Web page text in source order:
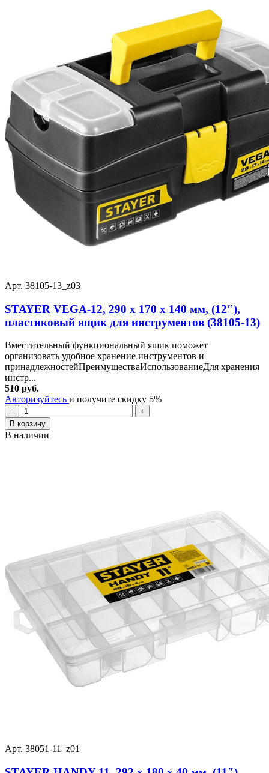
Арт. 38105-13_z03
STAYER VEGA-12, 290 x 170 x 140 мм, (12″),
пластиковый ящик для инструментов (38105-13)
Вместительный функциональный ящик поможет
организовать удобное хранение инструментов и
принадлежностейПреимуществаИспользованиеДля хранения
инстр...
510 руб.
Авторизуйтесь и получите скидку 5%
−
+
В корзину
В наличии
Арт. 38051-11_z01